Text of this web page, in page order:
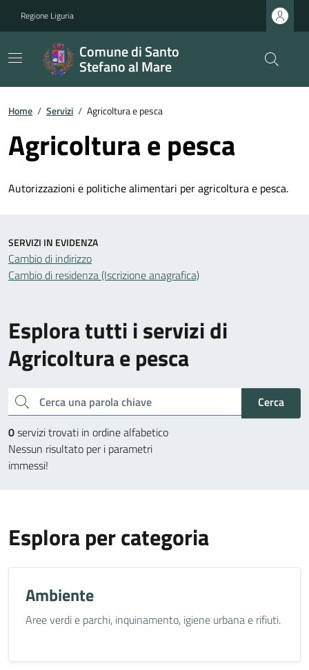
Regione Liguria
Comune di Santo
Stefano al Mare
Home / Servizi / Agricoltura e pesca
Agricoltura e pesca
Autorizzazioni e politiche alimentari per agricoltura e pesca.
Esplora tutti i servizi di
Agricoltura e pesca
Cerca una parola chiave
Cerca
0servizi trovati in ordine alfabetico
Nessun risultato per i parametri
immessi!
SERVIZI IN EVIDENZA
Cambio di indirizzo
Cambio di residenza (Iscrizione anagrafica)
Esplora per categoria
Ambiente
Aree verdi e parchi, inquinamento, igiene urbana e rifiuti.